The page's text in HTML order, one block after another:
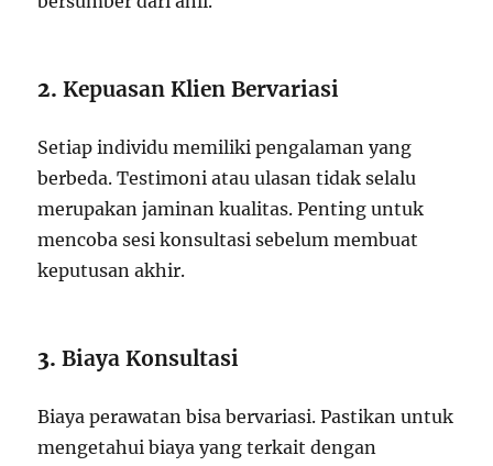
2.Kepuasan Klien Bervariasi
Setiap individu memiliki pengalaman yang
berbeda. Testimoni atau ulasan tidak selalu
merupakan jaminan kualitas. Penting untuk
mencoba sesi konsultasi sebelum membuat
keputusan akhir.
3.Biaya Konsultasi
Biaya perawatan bisa bervariasi. Pastikan untuk
mengetahui biaya yang terkait dengan